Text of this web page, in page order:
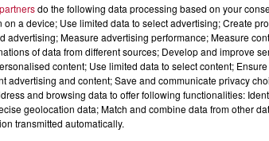
À LA MJC DE
6 août 2026
NÎMES : «
ARÈNES
do the following data processing based on your
on a device; Use limited data to select advertising; Create
advertising; Measure advertising performance; Measure
of data from different sources; Develop and improve
content; Use limited data to select content;
advertising and content; Save and communicate privacy
and browsing data to offer following functionalities:
geolocation data; Match and combine data from other
transmitted automatically.